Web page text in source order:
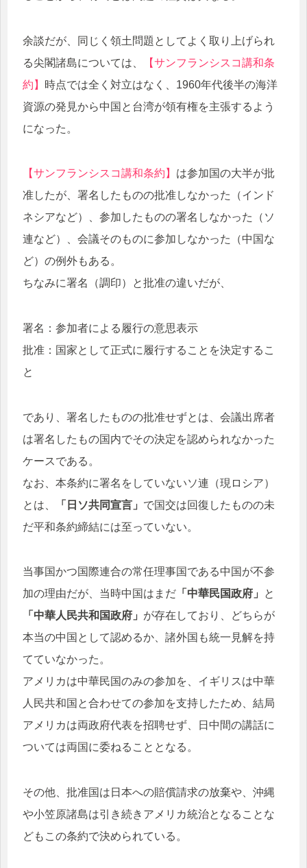
余談だが、同じく領土問題としてよく取り上げられ
る尖閣諸島については、
【サンフランシスコ講和条
約】 時点では全く対立はなく、1960年代後半の海洋
資源の発見から中国と台湾が領有権を主張するよう
になった。
【サンフランシスコ講和条約】 は参加国の大半が批
准したが、署名したものの批准しなかった（インド
ネシアなど）、参加したものの署名しなかった（ソ
連など）、会議そのものに参加しなかった（中国な
ど）の例外もある。
ちなみに署名（調印）と批准の違いだが、
署名：参加者による履行の意思表示
批准：国家として正式に履行することを決定するこ
と
であり、署名したものの批准せずとは、会議出席者
は署名したもの国内でその決定を認められなかった
ケースである。
なお、本条約に署名をしていないソ連（現ロシア）
とは、
「日ソ共同宣言」 で国交は回復したものの未
だ平和条約締結には至っていない。
当事国かつ国際連合の常任理事国である中国が不参
加の理由だが、当時中国はまだ 「中華民国政府」
と
「中華人民共和国政府」 が存在しており、どちらが
本当の中国として認めるか、諸外国も統一見解を持
てていなかった。
アメリカは中華民国のみの参加を、イギリスは中華
人民共和国と合わせての参加を支持したため、結局
アメリカは両政府代表を招聘せず、日中間の講話に
ついては両国に委ねることとなる。
その他、批准国は日本への賠償請求の放棄や、沖縄
や小笠原諸島は引き続きアメリカ統治となることな
どもこの条約で決められている。